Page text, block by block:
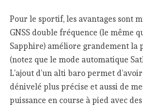
Pour le sportif, les avantages sont
GNSS double fréquence (le même
Sapphire) améliore grandement la
(notez que le mode automatique
L’ajout d’un alti baro permet
dénivelé plus précise et aussi de
puissance en course à pied avec